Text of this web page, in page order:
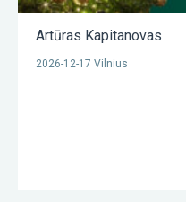
Artūras Kapitanovas
2026-12-17 Vilnius